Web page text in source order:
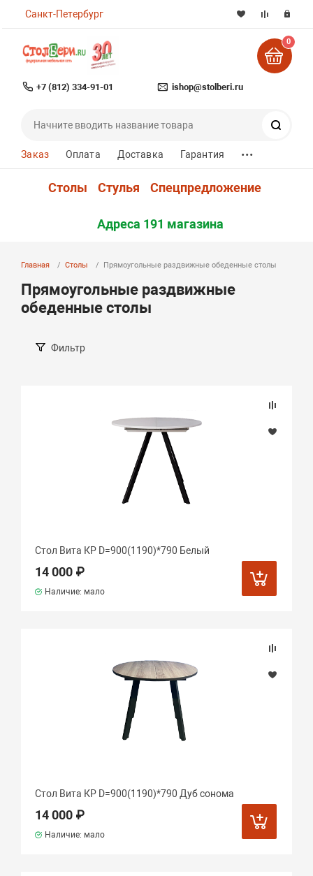
Санкт-Петербург
+7 (812) 334-91-01 ishop@stolberi.ru
0
Заказ Оплата Доставка Гарантия ...
Столы Стулья Спецпредложение
Адреса 191 магазина
Главная Столы Прямоугольные раздвижные обеденные столы
Прямоугольные раздвижные
обеденные столы
Фильтр
Стол Вита КР D=900(1190)*790 Белый
14 000 ₽
Наличие: мало
Стол Вита КР D=900(1190)*790 Дуб сонома
14 000 ₽
Наличие: мало